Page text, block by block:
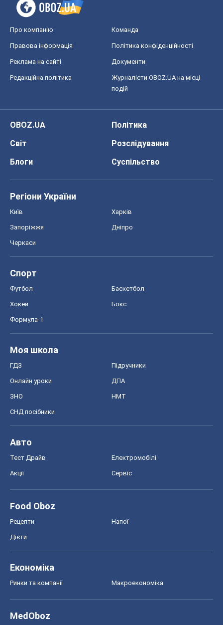
Про компанію Команда
Правова інформація Політика конфіденційності
Реклама на сайті Документи
Редакційна політика
Журналісти OBOZ.UA на місці
подій
OBOZ.UA
Політика
Світ
Розслідування
Блоги
Суспільство
Регіони України
Київ Харків
Запоріжжя Дніпро
Черкаси
Спорт
Футбол Баскетбол
Хокей Бокс
Формула-1
Моя школа
ГДЗ Підручники
Онлайн уроки ДПА
ЗНО НМТ
СНД посібники
Авто
Тест Драйв Електромобілі
Акції Сервіс
Food Oboz
Рецепти Напої
Дієти
Економіка
Ринки та компанії Макроекономіка
MedOboz